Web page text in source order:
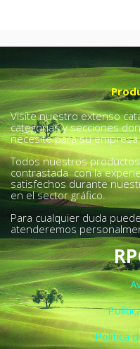
Visite nuestro extenso
categorías y secciones
necesite para su empresa
Todos nuestros
contrastada con la
satisfechos durante
en el sector gráfico.
Para cualquier duda
atenderemos
Política